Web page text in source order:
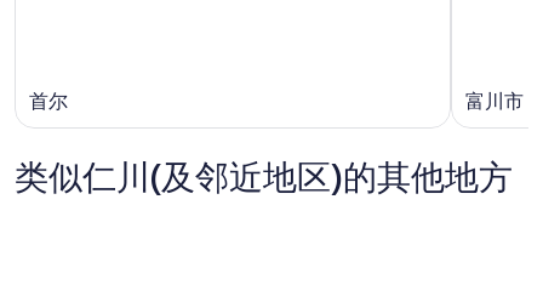
首尔 富川市
类似仁川(及邻近地区)的其他地方